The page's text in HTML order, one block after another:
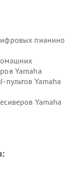
пианино
Yamaha
пультов Yamaha
Yamaha